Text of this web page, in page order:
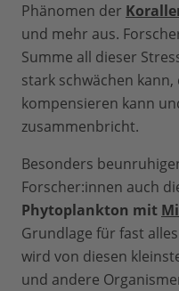
Phänomen der
und mehr aus.
Summe all dieser
stark schwächen
kompensieren kann
zusammenbricht.
Besonders
Forscher:innen auch
Phytoplankton mit
Grundlage für fast
wird von diesen
und andere